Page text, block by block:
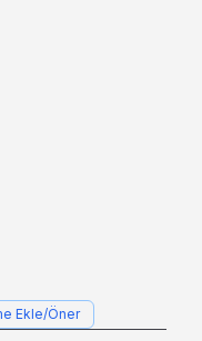
Ekle/Öner